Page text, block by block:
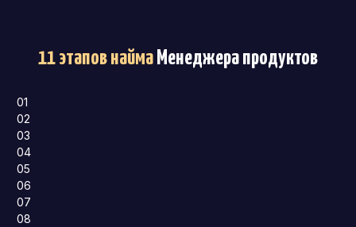
11 этапов найма Менеджера продуктов
01
02
03
04
05
06
07
08